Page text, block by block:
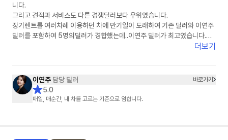
니다.
그리고 견적과 서비스도 다른 경쟁딜러보다 우위였습니다.
장기렌트를 여러차례 이용하던 차에 만기일이 도래하여 기존 딜러와 이연주
딜러를 포함하여 5명의딜러가 경합했는데..이연주 딜러가 최고였습니다.
이연주 딜러에게 장기렌트 서류를 모두 전달하고 장기렌트 계약서 쓰기 직전
입 역시 이연주 딜러가 끝까지 맡아서 잘 해주어 너무 감사했습니다.
다시 한번 이연주 딜러를 칭찬하고 추천드립니다.
이연주 딜러를 선택하시면 반드시 후회 안하리라 봅니다.
더보기
이연주 담당 딜러 바로가기
5.0
매일, 매순간, 내 차를 고르는 기준으로 임합니다.